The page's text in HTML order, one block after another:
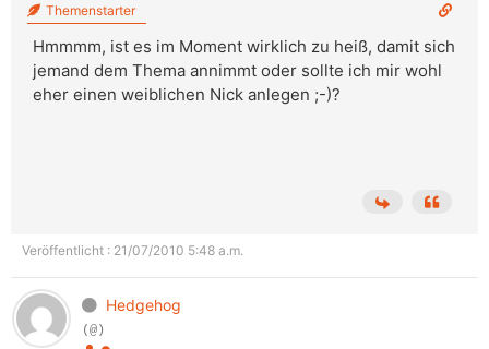
Themenstarter
Hmmmm, ist es im Moment wirklich zu heiß, damit sich
jemand dem Thema annimmt oder sollte ich mir wohl
eher einen weiblichen Nick anlegen ;-)?
Veröffentlicht : 21/07/2010 5:48 a.m.
Hedgehog
(@)